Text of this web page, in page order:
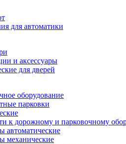
для автоматики
и аксессуары
для дверей
оборудование
парковки
к дорожному и парковочному
автоматические
механические